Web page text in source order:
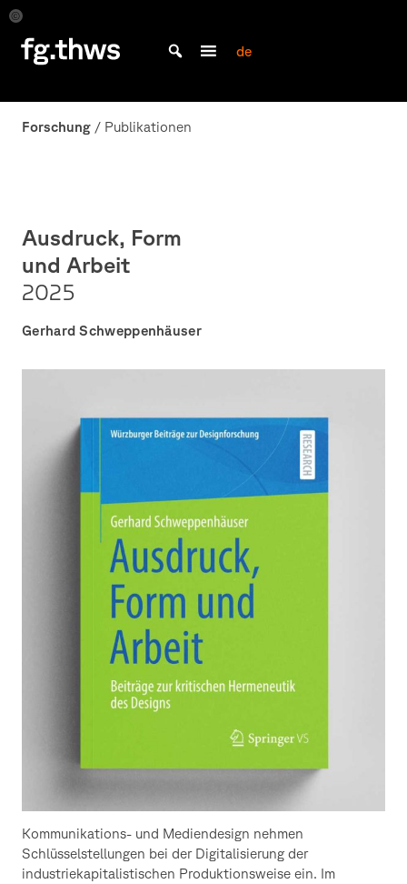
Skip
content
Gestaltung
Würzburg
de
Forschung / Publikationen
Ausdruck, Form
und Arbeit
2025
Gerhard Schweppenhäuser
Ausdruck,
Form
Kommunikations- und Mediendesign nehmen
Schlüsselstellungen bei der Digitalisierung der
industriekapitalistischen Produktionsweise ein. Im